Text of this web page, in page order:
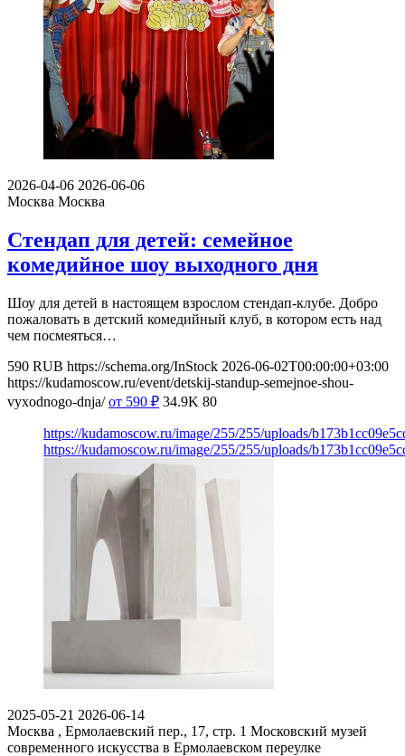
2026-04-06 2026-06-06
Москва Москва
Стендап для детей: семейное
комедийное шоу выходного дня
Шоу для детей в настоящем взрослом стендап-клубе. Добро
пожаловать в детский комедийный клуб, в котором есть над
чем посмеяться…
590 RUB https://schema.org/InStock 2026-06-02T00:00:00+03:00
https://kudamoscow.ru/event/detskij-standup-semejnoe-shou-
vyxodnogo-dnja/ от 590 ₽ 34.9K 80
https://kudamoscow.ru/image/255/255/uploads/
https://kudamoscow.ru/image/255/255/uploads/
2025-05-21 2026-06-14
Москва , Ермолаевский пер., 17, стр. 1 Московский музей
современного искусства в Ермолаевском переулке